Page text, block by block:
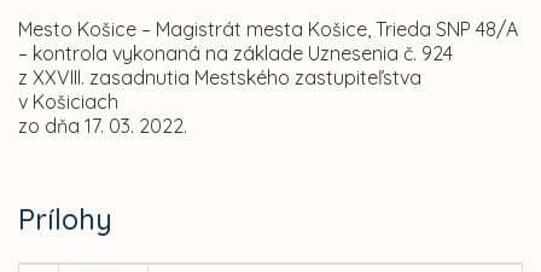
Mesto Košice – Magistrát mesta Košice, Trieda SNP 48/A
– kontrola vykonaná na základe Uznesenia č. 924
z XXVIII. zasadnutia Mestského zastupiteľstva
v Košiciach
zo dňa 17. 03. 2022.
Prílohy